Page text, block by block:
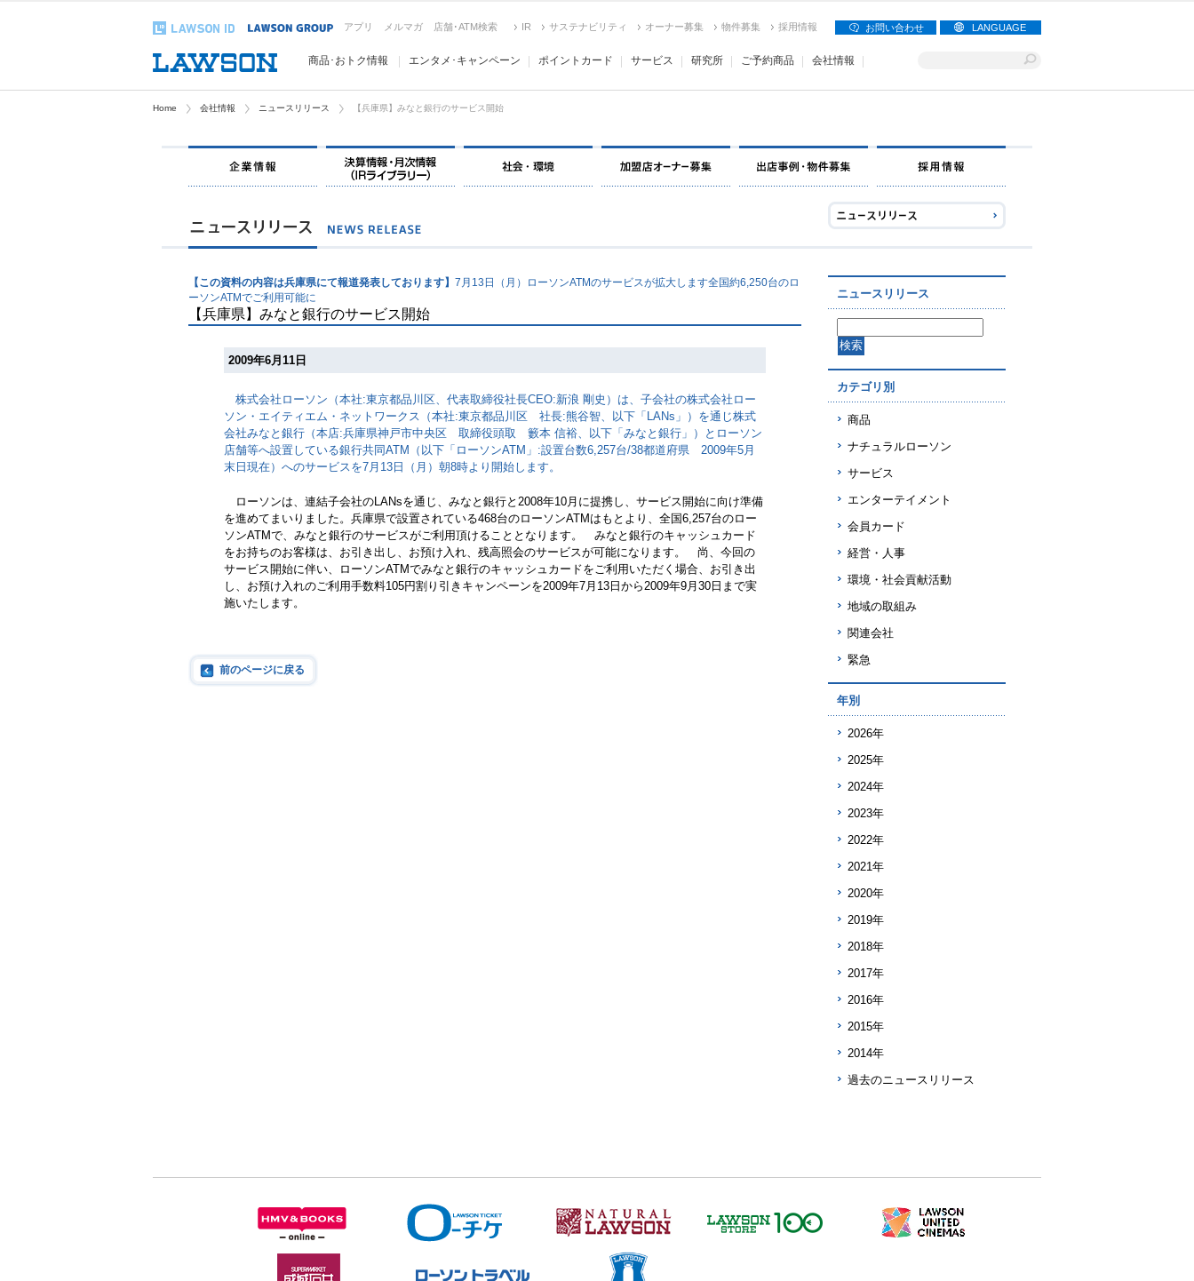
アプリ メルマガ 店舗･ATM検索 IR サステナビリティ オーナー募集 物件募集 採用情報 お問い合わせ LANGUAGE
商品･おトク情報 エンタメ･キャンペーン ポイントカード サービス 研究所 ご予約商品 会社情報
Home 会社情報 ニュースリリース 【兵庫県】みなと銀行のサービス開始
【この資料の内容は兵庫県にて報道発表しております】 7月13日（月）ローソンATMのサービスが拡大します全国約6,250台のロ
ーソンATMでご利用可能に
【兵庫県】みなと銀行のサービス開始
2009年6月11日
株式会社ローソン（本社:東京都品川区、代表取締役社長CEO:新浪 剛史）は、子会社の株式会社ロー
ソン・エイティエム・ネットワークス（本社:東京都品川区 社長:熊谷智、以下「LANs」）を通じ株式
会社みなと銀行（本店:兵庫県神戸市中央区 取締役頭取 籔本 信裕、以下「みなと銀行」）とローソン
店舗等へ設置している銀行共同ATM（以下「ローソンATM」:設置台数6,257台/38都道府県 2009年5月
末日現在）へのサービスを7月13日（月）朝8時より開始します。
ローソンは、連結子会社のLANsを通じ、みなと銀行と2008年10月に提携し、サービス開始に向け準備
を進めてまいりました。兵庫県で設置されている468台のローソンATMはもとより、全国6,257台のロー
ソンATMで、みなと銀行のサービスがご利用頂けることとなります。 みなと銀行のキャッシュカード
をお持ちのお客様は、お引き出し、お預け入れ、残高照会のサービスが可能になります。 尚、今回の
サービス開始に伴い、ローソンATMでみなと銀行のキャッシュカードをご利用いただく場合、お引き出
し、お預け入れのご利用手数料105円割り引きキャンペーンを2009年7月13日から2009年9月30日まで実
施いたします。
前のページに戻る
ニュースリリース
カテゴリ別
商品
ナチュラルローソン
サービス
エンターテイメント
会員カード
経営・人事
環境・社会貢献活動
地域の取組み
関連会社
緊急
年別
2026年
2025年
2024年
2023年
2022年
2021年
2020年
2019年
2018年
2017年
2016年
2015年
2014年
過去のニュースリリース